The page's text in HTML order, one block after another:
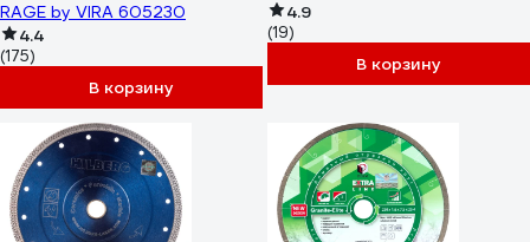
RAGE by VIRA 605230
4.4
(175)
В корзину
4.9
(19)
В корзину